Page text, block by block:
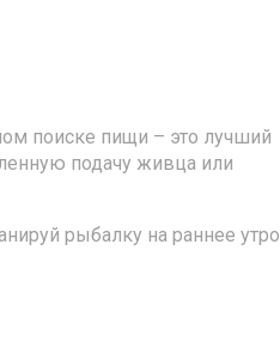
поиске пищи – это лучший
подачу живца или
рыбалку на раннее утро